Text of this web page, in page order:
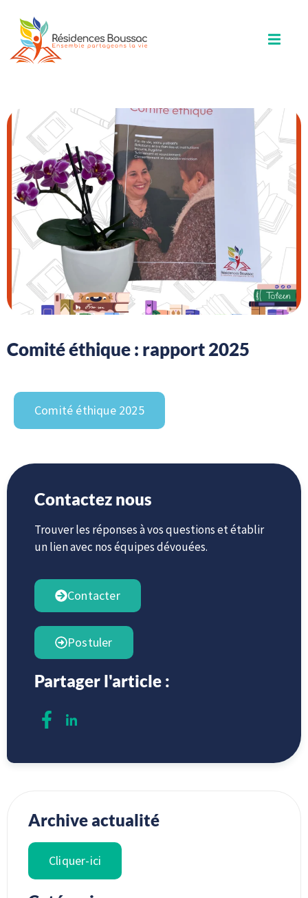
Comité éthique : rapport 2025
Comité éthique 2025
Contactez nous
Trouver les réponses à vos questions et établir
un lien avec nos équipes dévouées.
Contacter
Postuler
Partager l'article :
Archive actualité
Cliquer-ici